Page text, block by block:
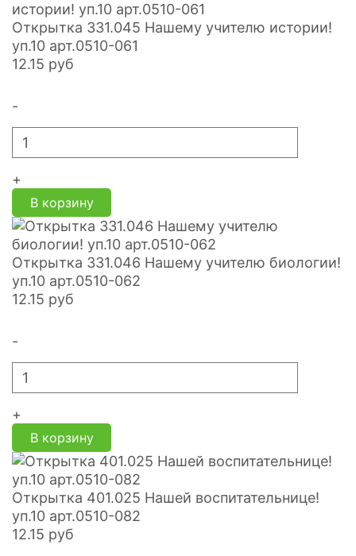
Открытка 331.045 Нашему учителю истории!
уп.10 арт.0510-061
12.15 руб
-
+
В корзину
Открытка 331.046 Нашему учителю биологии!
уп.10 арт.0510-062
12.15 руб
-
+
В корзину
Открытка 401.025 Нашей воспитательнице!
уп.10 арт.0510-082
12.15 руб